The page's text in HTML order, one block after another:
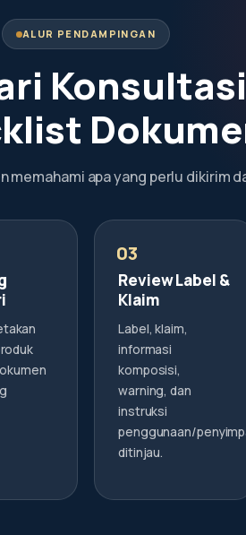
ALUR PENDAMPINGAN
apa yang perlu dikirim
Review Label &
Klaim
Label, klaim,
informasi
komposisi,
warning, dan
instruksi
penggunaan/
ditinjau.